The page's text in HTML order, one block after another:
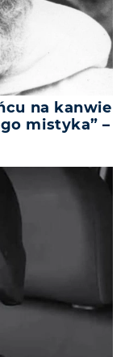
na kanwie
mistyka” –